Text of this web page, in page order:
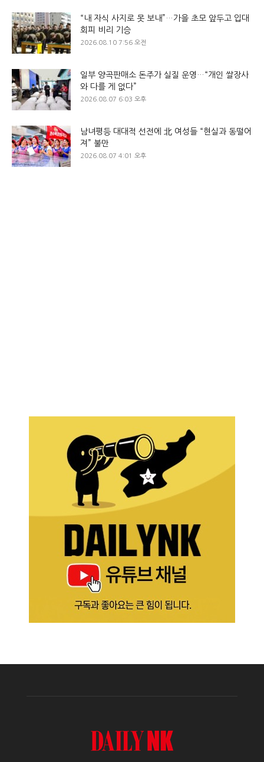
“내 자식 사지로 못 보내”…가을 초모 앞두고 입대
회피 비리 기승
2026.08.10 7:56 오전
일부 양곡판매소 돈주가 실질 운영…“개인 쌀장사
와 다를 게 없다”
2026.08.07 6:03 오후
남녀평등 대대적 선전에 北 여성들 “현실과 동떨어
져” 불만
2026.08.07 4:01 오후